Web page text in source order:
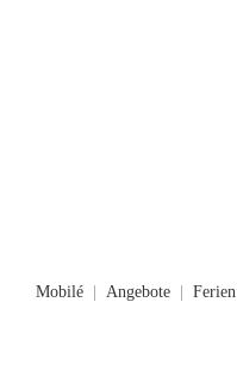
Mobilé Angebote Ferien